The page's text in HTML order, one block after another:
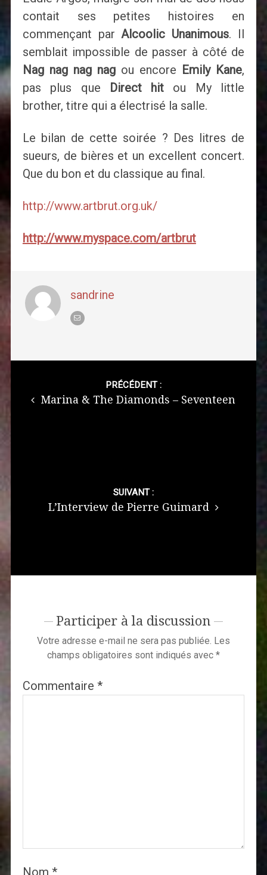
contait ses petites histoires en
commençant par Alcoolic Unanimous. Il
semblait impossible de passer à côté de
Nag nag nag nagou encore Emily Kane,
pas plus que
Direct hit ou My little
brother, titre qui a électrisé la salle.
Le bilan de cette soirée ? Des litres de
sueurs, de bières et un excellent concert.
Que du bon et du classique au final.
http://www.artbrut.org.uk/
http://www.myspace.com/artbrut
sandrine
PRÉCÉDENT :
Marina & The Diamonds – Seventeen
SUIVANT :
L’Interview de Pierre Guimard
Participer à la discussion
Votre adresse e-mail ne sera pas publiée. Les
champs obligatoires sont indiqués avec *
Commentaire *
Nom *